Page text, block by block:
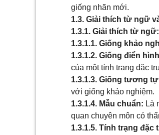
giống nhãn mới.
1.3. Giải thích từ ngữ
1.3.1. Giải thích từ ngữ:
1.3.1.1. Giống khảo
1.3.1.2. Giống điển
của một tính trạng đặc
1.3.1.3. Giống tương
với giống khảo nghiệm.
1.3.1.4. Mẫu chuẩn: Là
quan chuyên môn có
1.3.1.5. Tính trạng đặc